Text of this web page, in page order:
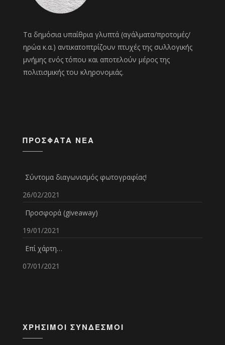
Τα δημόσια υπαίθρια γλυπτά (αγάλματα/προτομές/
ηρώα κ.α.) αντικατοπτρίζουν πτυχές της συλλογικής
μνήμης ενός τόπου και αποτελούν μέρος της
πολιτισμικής του κληρονομιάς.
ΠΡΌΣΦΑΤΑ ΝΈΑ
Σύντομα διαγωνισμός φωτογραφίας!
26/02/2021
Προσφορά (giveaway)
19/01/2021
Επί χάρτη…
07/01/2021
ΧΡΉΣΙΜΟΙ ΣΎΝΔΕΣΜΟΙ